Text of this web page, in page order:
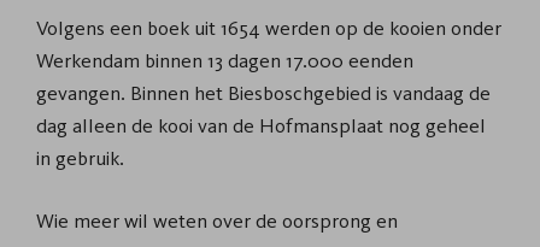
Volgens een boek uit 1654 werden op de kooien onder
Werkendam binnen 13 dagen 17.000 eenden
gevangen. Binnen het Biesboschgebied is vandaag de
dag alleen de kooi van de Hofmansplaat nog geheel
in gebruik.
Wie meer wil weten over de oorsprong en